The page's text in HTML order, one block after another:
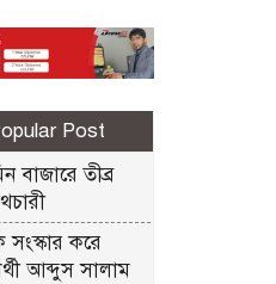
Post
বাজারে তীব্র
সংস্কার করে
আব্দুস সালাম